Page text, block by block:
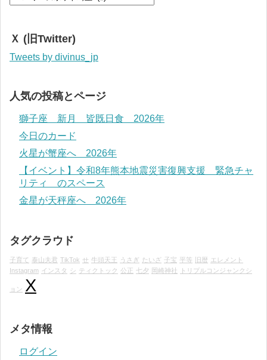
Ｘ (旧Twitter)
Tweets by divinus_jp
人気の投稿とページ
獅子座 新月 皆既日食 2026年
今日のカード
火星が蟹座へ 2026年
【イベント】令和8年熊本地震災害復興支援 緊急チャ
リティ のスペース
金星が天秤座へ 2026年
タグクラウド
子育て 泰山夫君 TikTok せ 牛頭天王 うさぎ たいざ 子宝 平等 旧暦
エレメント
Instagram インスタ シ ティクトック 公正 七夕 岡崎神社 トリプルコンジャンクシ
ョン X
メタ情報
ログイン